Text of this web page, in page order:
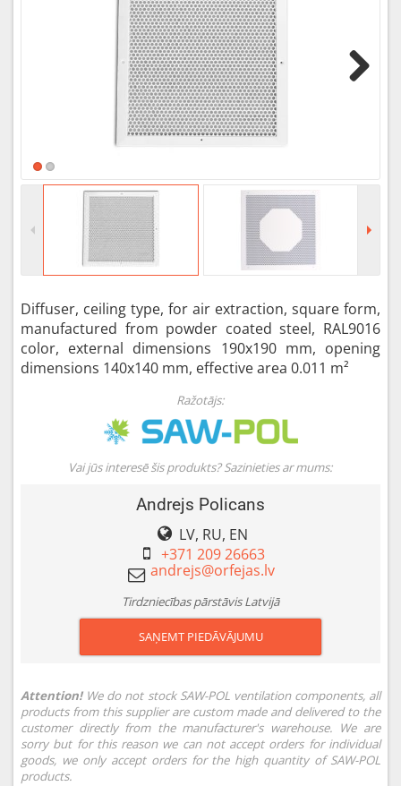
Diffuser, ceiling type, for air extraction, square form,
manufactured from powder coated steel, RAL9016
color, external dimensions 190x190 mm, opening
dimensions 140x140 mm, effective area 0.011 m²
Ražotājs:
Vai jūs interesē šis produkts? Sazinieties ar mums:
Andrejs Policans
LV, RU, EN
+371 209 26663
Tirdzniecības pārstāvis Latvijā
SAŅEMT PIEDĀVĀJUMU
Attention!We do not stock SAW-POL ventilation components, all
products from this supplier are custom made and delivered to the
customer directly from the manufacturer's warehouse. We are
sorry but for this reason we can not accept orders for individual
goods, we only accept orders for the high quantity of SAW-POL
products.